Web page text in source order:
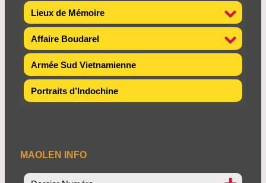
Lieux de Mémoire
Affaire Boudarel
Armée Sud Vietnamienne
Portraits d’Indochine
MAOLEN INFO